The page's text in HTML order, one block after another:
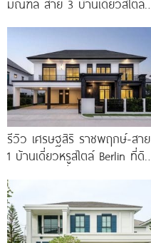
มณฑล สาย 3 บ้านเดี่ยวสไตล์
รีวิว เศรษฐสิริ ราชพฤกษ์-สาย
1 บ้านเดี่ยวหรูสไตล์ Berlin ที่ดิน